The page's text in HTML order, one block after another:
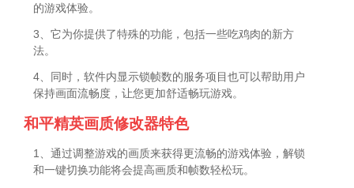
的游戏体验。
3、它为你提供了特殊的功能，包括一些吃鸡肉的新方
法。
4、同时，软件内显示锁帧数的服务项目也可以帮助用户
保持画面流畅度，让您更加舒适畅玩游戏。
和平精英画质修改器特色
1、通过调整游戏的画质来获得更流畅的游戏体验，解锁
和一键切换功能将会提高画质和帧数轻松玩。